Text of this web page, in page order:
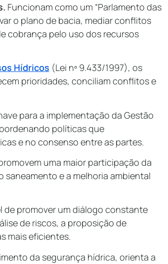
Funcionam como um “Parlamento das
o plano de bacia, mediar conflitos
cobrança pelo uso dos recursos
Hídricos (Lei nº 9.433/1997), os
prioridades, conciliam conflitos e
para a implementação da Gestão
políticas que
e no consenso entre as partes.
uma maior participação da
e a melhoria ambiental
de promover um diálogo constante
de riscos, a proposição de
mais eficientes.
da segurança hídrica, orienta a